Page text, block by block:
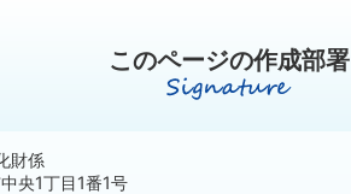
このページの作成部署
財係
央1丁目1番1号